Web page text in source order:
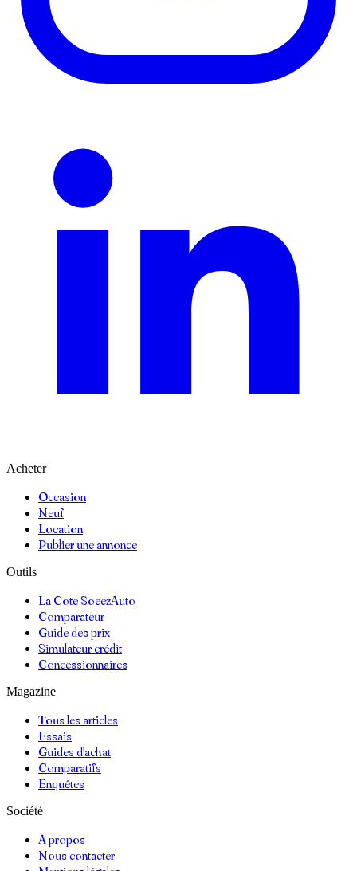
Acheter
Occasion
Neuf
Location
Publier une annonce
Outils
La Cote SoeezAuto
Comparateur
Guide des prix
Simulateur crédit
Concessionnaires
Magazine
Tous les articles
Essais
Guides d'achat
Comparatifs
Enquêtes
Société
À propos
Nous contacter